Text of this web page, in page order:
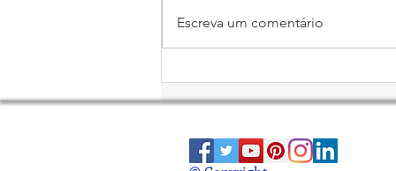
em Startup
Escreva um comentário